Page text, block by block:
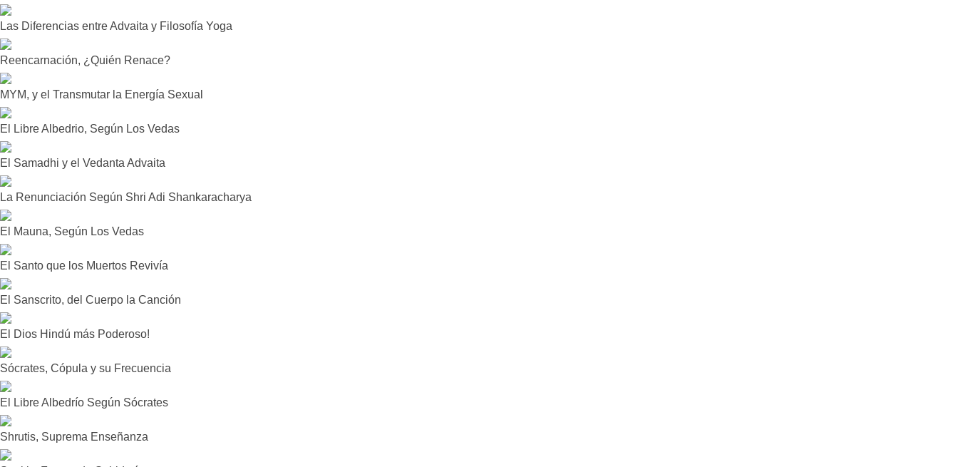
Las Diferencias entre Advaita y Filosofía Yoga
Reencarnación, ¿Quién Renace?
MYM, y el Transmutar la Energía Sexual
El Libre Albedrio, Según Los Vedas
El Samadhi y el Vedanta Advaita
La Renunciación Según Shri Adi Shankaracharya
El Mauna, Según Los Vedas
El Santo que los Muertos Revivía
El Sanscrito, del Cuerpo la Canción
El Dios Hindú más Poderoso!
Sócrates, Cópula y su Frecuencia
El Libre Albedrío Según Sócrates
Shrutis, Suprema Enseñanza